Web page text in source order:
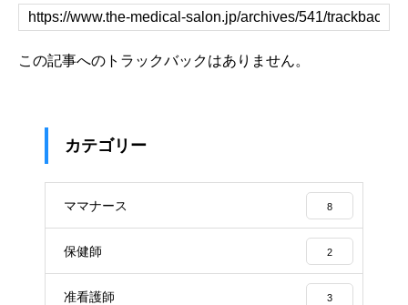
この記事へのトラックバックはありません。
カテゴリー
ママナース 8
保健師 2
准看護師 3